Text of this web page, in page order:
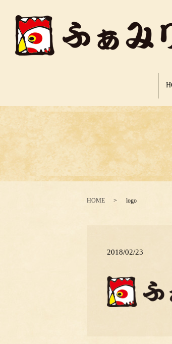
HOME logo
2018/02/23